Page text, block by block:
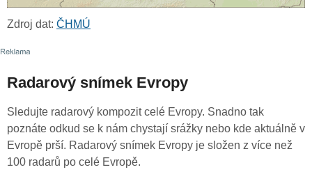
Zdroj dat: ČHMÚ
Radarový snímek Evropy
Sledujte radarový kompozit celé Evropy. Snadno tak
poznáte odkud se k nám chystají srážky nebo kde aktuálně v
Evropě prší. Radarový snímek Evropy je složen z více než
100 radarů po celé Evropě.